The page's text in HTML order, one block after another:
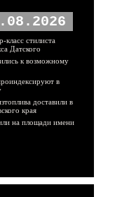
стилиста
Датского
к возможному
в
доставили в
края
на площади имени